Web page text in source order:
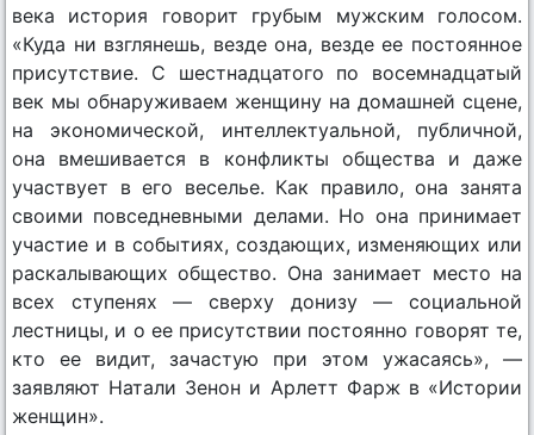
века история говорит грубым мужским голосом.
«Куда ни взглянешь, везде она, везде ее постоянное
присутствие. С шестнадцатого по восемнадцатый
век мы обнаруживаем женщину на домашней сцене,
на экономической, интеллектуальной, публичной,
она вмешивается в конфликты общества и даже
участвует в его веселье. Как правило, она занята
своими повседневными делами. Но она принимает
участие и в событиях, создающих, изменяющих или
раскалывающих общество. Она занимает место на
всех ступенях — сверху донизу — социальной
лестницы, и о ее присутствии постоянно говорят те,
кто ее видит, зачастую при этом ужасаясь», —
заявляют Натали Зенон и Арлетт Фарж в «Истории
женщин».